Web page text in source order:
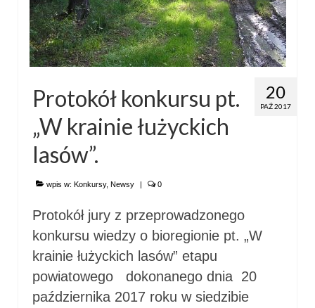
20
PAŹ 2017
Protokół konkursu pt.
„W krainie łużyckich
lasów”.
wpis w: Konkursy, Newsy | 0
Protokół jury z przeprowadzonego
konkursu wiedzy o bioregionie pt. „W
krainie łużyckich lasów” etapu
powiatowego dokonanego dnia 20
października 2017 roku w siedzibie